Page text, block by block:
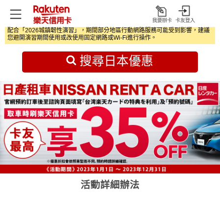
打
開
我要辦卡 卡友登入
配合「2026城鎮韌性演習」，期間部分地區行動網路服務可能受到影響，建議
您避開演習期間使用或改使用固定網路或Wi‑Fi進行操作。
首頁 日本旅遊優惠
搜尋日本優惠
活動詳細辦法